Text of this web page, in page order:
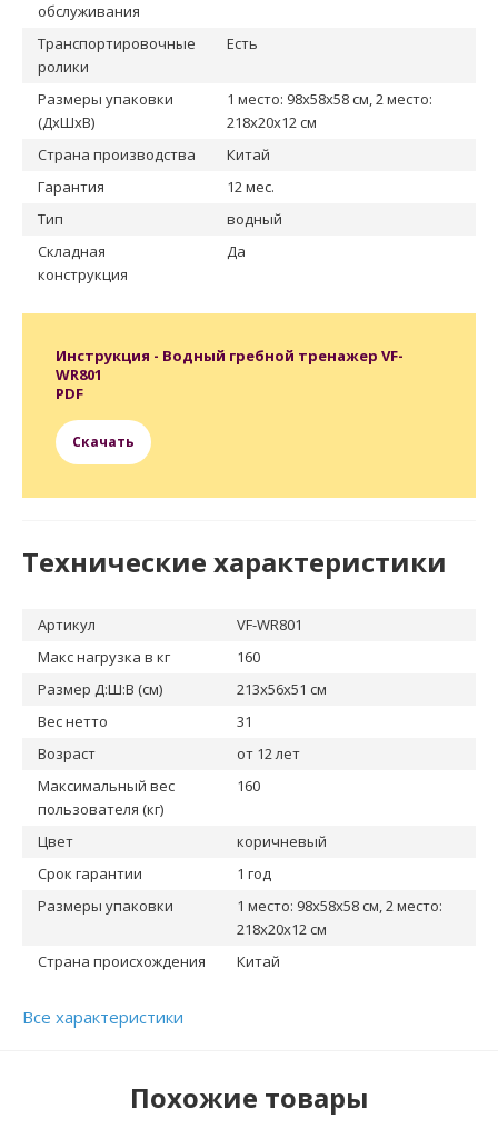
обслуживания
Транспортировочные
ролики
Есть
Размеры упаковки
(ДxШxВ)
1 место: 98x58x58 см, 2 место:
218x20x12 см
Страна производства
Китай
Гарантия
12 мес.
Тип
водный
Складная
конструкция
Да
Инструкция - Водный гребной тренажер VF-
WR801
PDF
Скачать
Технические характеристики
Артикул
VF-WR801
Макс нагрузка в кг
160
Размер Д:Ш:В (см)
213x56x51 см
Вес нетто
31
Возраст
от 12 лет
Максимальный вес
пользователя (кг)
160
Цвет
коричневый
Срок гарантии
1 год
Размеры упаковки
1 место: 98x58x58 см, 2 место:
218x20x12 см
Страна происхождения
Китай
Все характеристики
Похожие товары